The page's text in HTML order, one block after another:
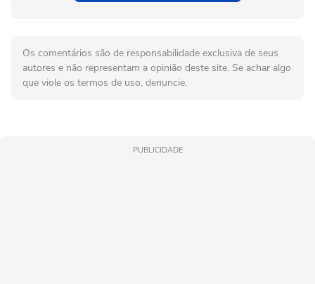
Os comentários são de responsabilidade exclusiva de seus
autores e não representam a opinião deste site. Se achar algo
que viole os termos de uso, denuncie.
PUBLICIDADE